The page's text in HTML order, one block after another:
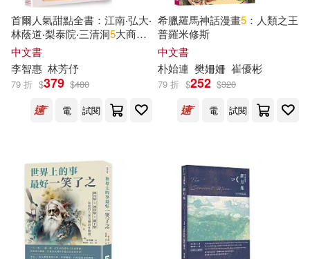
首爾人氣甜點全書：江南‧弘大‧
林蔭道‧梨泰院‧三清洞5大商圈
名店，80道最IN甜點食譜全攻
略(二版)
中文書
李智惠 林芳伃
79 折 $379 $480
電
試閱
希臘羅馬神話漫畫5 ：人類之王
普羅米修斯
中文書
朴始連 樊姍姍 崔優彬
79 折 $252 $320
電
試閱